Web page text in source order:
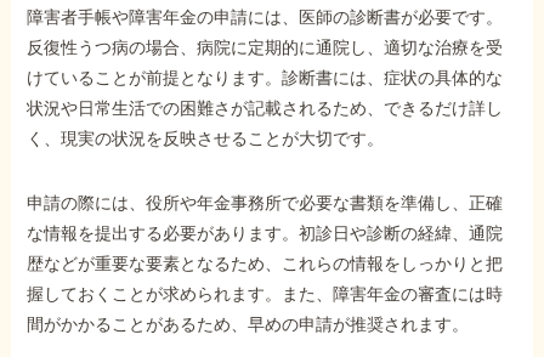
障害者手帳や障害年金の申請には、医師の診断書が必要です。
反復性うつ病の場合、病院に定期的に通院し、適切な治療を受
けていることが前提となります。診断書には、症状の具体的な
状況や日常生活での困難さが記載されるため、できるだけ詳し
く、現実の状況を反映させることが大切です。
申請の際には、役所や年金事務所で必要な書類を準備し、正確
な情報を提出する必要があります。初診日や診断の経緯、通院
歴などが重要な要素となるため、これらの情報をしっかりと把
握しておくことが求められます。また、障害年金の審査には時
間がかかることがあるため、早めの申請が推奨されます。